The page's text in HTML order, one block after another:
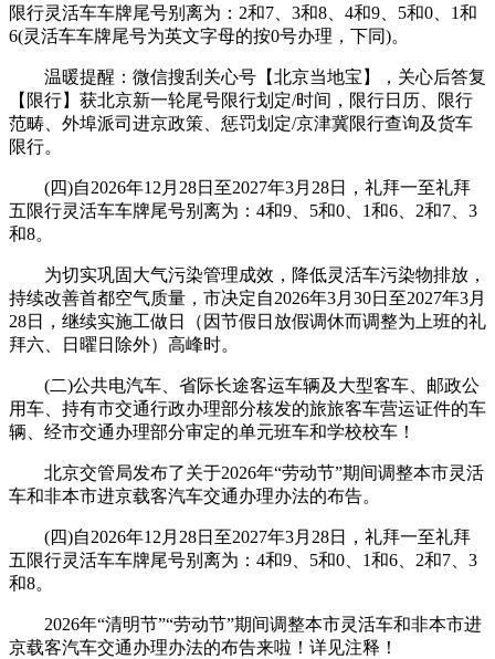
限行灵活车车牌尾号别离为：2和7、3和8、4和9、5和0、1和
6(灵活车车牌尾号为英文字母的按0号办理，下同)。
温暖提醒：微信搜刮关心号【北京当地宝】，关心后答复
【限行】获北京新一轮尾号限行划定/时间，限行日历、限行
范畴、外埠派司进京政策、惩罚划定/京津冀限行查询及货车
限行。
(四)自2026年12月28日至2027年3月28日，礼拜一至礼拜
五限行灵活车车牌尾号别离为：4和9、5和0、1和6、2和7、3
和8。
为切实巩固大气污染管理成效，降低灵活车污染物排放，
持续改善首都空气质量，市决定自2026年3月30日至2027年3月
28日，继续实施工做日（因节假日放假调休而调整为上班的礼
拜六、日曜日除外）高峰时。
(二)公共电汽车、省际长途客运车辆及大型客车、邮政公
用车、持有市交通行政办理部分核发的旅旅客车营运证件的车
辆、经市交通办理部分审定的单元班车和学校校车！
北京交管局发布了关于2026年“劳动节”期间调整本市灵活
车和非本市进京载客汽车交通办理办法的布告。
(四)自2026年12月28日至2027年3月28日，礼拜一至礼拜
五限行灵活车车牌尾号别离为：4和9、5和0、1和6、2和7、3
和8。
2026年“清明节”“劳动节”期间调整本市灵活车和非本市进
京载客汽车交通办理办法的布告来啦！详见注释！